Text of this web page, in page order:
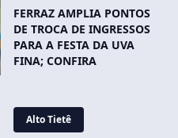
FERRAZ AMPLIA PONTOS
DE TROCA DE INGRESSOS
PARA A FESTA DA UVA
FINA; CONFIRA
Alto Tietê